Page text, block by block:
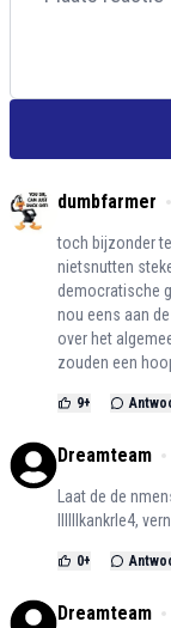
dumbfarmer
toch bijzonder
nietsnutten
democratische
nou eens aan
over het
zouden een
9+
Dreamteam
Laat de de
llllllkankrle4,
0+
Dreamteam